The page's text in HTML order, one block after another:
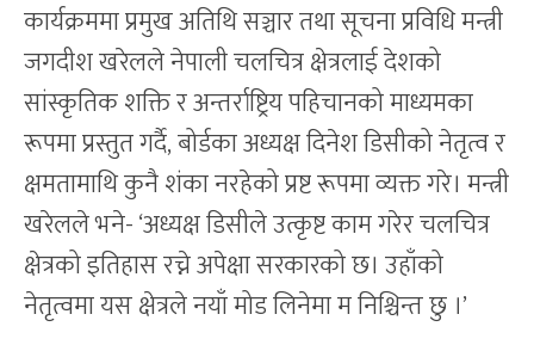
कार्यक्रममा प्रमुख अतिथि सञ्चार तथा सूचना प्रविधि मन्त्री
जगदीश खरेलले नेपाली चलचित्र क्षेत्रलाई देशको
सांस्कृतिक शक्ति र अन्तर्राष्ट्रिय पहिचानको माध्यमका
रूपमा प्रस्तुत गर्दै, बोर्डका अध्यक्ष दिनेश डिसीको नेतृत्व र
क्षमतामाथि कुनै शंका नरहेको प्रष्ट रूपमा व्यक्त गरे। मन्त्री
खरेलले भने- ‘अध्यक्ष डिसीले उत्कृष्ट काम गरेर चलचित्र
क्षेत्रको इतिहास रच्ने अपेक्षा सरकारको छ। उहाँको
नेतृत्वमा यस क्षेत्रले नयाँ मोड लिनेमा म निश्चिन्त छु ।’